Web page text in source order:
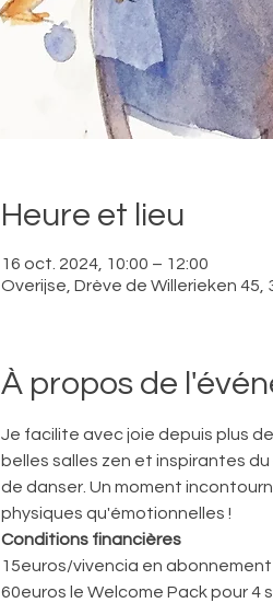
Heure et lieu
16 oct. 2024, 10:00 – 12:00
Overijse, Drève de Willerieken 45,
À propos de
Je facilite avec joie depuis plus
belles salles zen et inspirantes
de danser. Un moment
physiques qu'émotionnelles !
Conditions financières
15euros/vivencia en
60euros le Welcome Pack pour 4